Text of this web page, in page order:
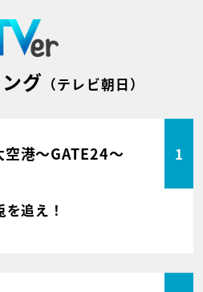
グ （テレビ朝日）
空港～GATE24～ 1
追え！